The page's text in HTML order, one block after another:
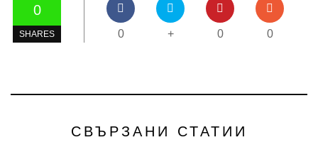
0
SHARES 0 + 0 0
СВЪРЗАНИ СТАТИИ